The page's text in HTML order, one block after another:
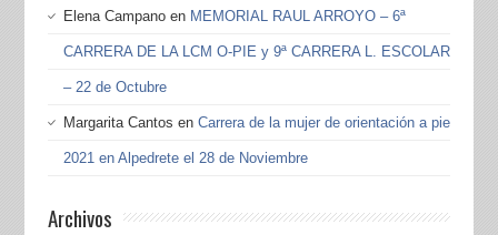
Elena Campanoen MEMORIAL RAUL ARROYO – 6ª
CARRERA DE LA LCM O-PIE y 9ª CARRERA L. ESCOLAR
– 22 de Octubre
Margarita Cantos en Carrera de la mujer de orientación a pie
2021 en Alpedrete el 28 de Noviembre
Archivos